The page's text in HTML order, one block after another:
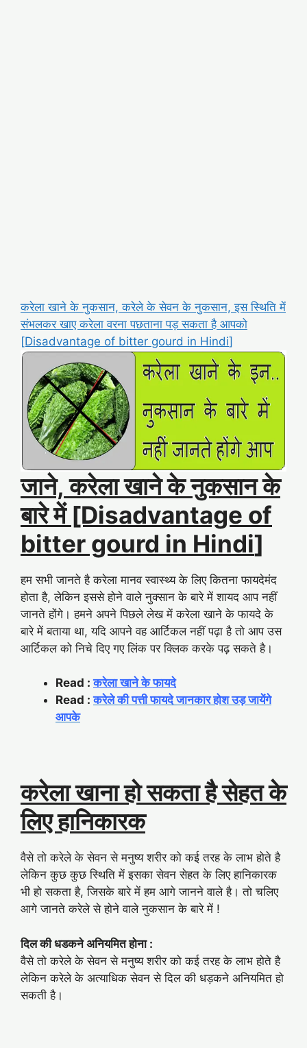
करेला खाने के नुकसान, करेले के सेवन के नुकसान, इस स्थिति में
संभलकर खाए करेला वरना पछताना पड़ सकता है आपको
[Disadvantage of bitter gourd in Hindi]
जाने, करेला खाने के नुकसान के
बारे में [Disadvantage of
bitter gourd in Hindi]
हम सभी जानते है करेला मानव स्वास्थ्य के लिए कितना फायदेमंद
होता है, लेकिन इससे होने वाले नुक्सान के बारे में शायद आप नहीं
जानते होंगे। हमने अपने पिछले लेख में करेला खाने के फायदे के
बारे में बताया था, यदि आपने वह आर्टिकल नहीं पढ़ा है तो आप उस
आर्टिकल को निचे दिए गए लिंक पर क्लिक करके पढ़ सकते है।
Read :करेला खाने के फायदे
Read :करेले की पत्ती फायदे जानकार होश उड़ जायेंगे
आपके
करेला खाना हो सकता है सेहत के
लिए हानिकारक
वैसे तो करेले के सेवन से मनुष्य शरीर को कई तरह के लाभ होते है
लेकिन कुछ कुछ स्थिति में इसका सेवन सेहत के लिए हानिकारक
भी हो सकता है, जिसके बारे में हम आगे जानने वाले है। तो चलिए
आगे जानते करेले से होने वाले नुकसान के बारे में !
दिल की धडकने अनियमित होना :
वैसे तो करेले के सेवन से मनुष्य शरीर को कई तरह के लाभ होते है
लेकिन करेले के अत्याधिक सेवन से दिल की धड़कने अनियमित हो
सकती है।